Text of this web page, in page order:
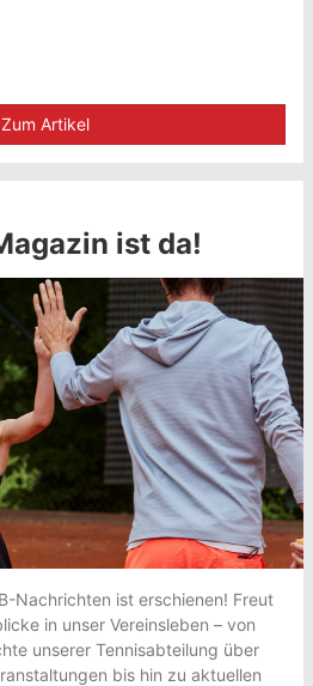
Zum Artikel
ist da!
Nachrichten ist erschienen! Freut
in unser Vereinsleben – von
unserer Tennisabteilung über
bis hin zu aktuellen